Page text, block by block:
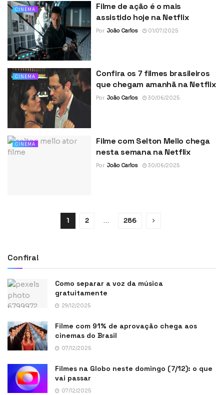
CINEMA
Filme de ação é o mais
assistido hoje na Netflix
Por João Carlos 01/07/2025
CINEMA
Confira os 7 filmes brasileiros
que chegam amanhã na Netflix
Por João Carlos 30/06/2025
CINEMA
Filme com Selton Mello chega
nesta semana na Netflix
Por João Carlos 30/06/2025
1 2 … 286
Confira!
Como separar a voz da música
gratuitamente
29/12/2025
Filme com 91% de aprovação chega aos
cinemas do Brasil
07/12/2025
Filmes na Globo neste domingo (7/12): o que
vai passar
07/12/2025